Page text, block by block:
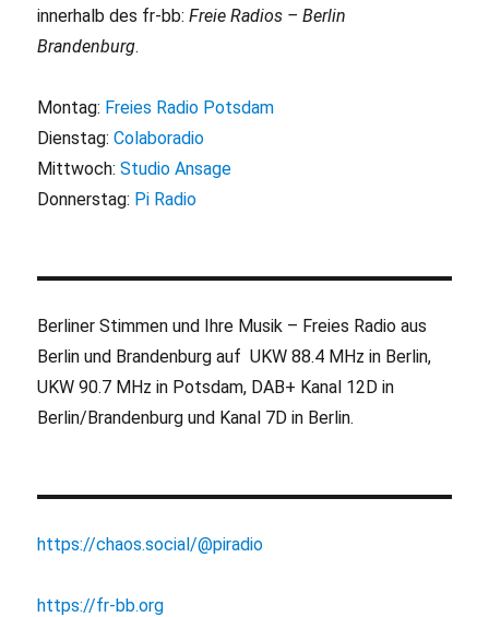
innerhalb des fr-bb:Freie Radios – Berlin
Brandenburg.
Montag: Freies Radio Potsdam
Dienstag:Colaboradio
Mittwoch:Studio Ansage
Donnerstag: Pi Radio
Berliner Stimmen und Ihre Musik – Freies Radio aus
Berlin und Brandenburg auf UKW 88.4 MHz in Berlin,
UKW 90.7 MHz in Potsdam, DAB+ Kanal 12D in
Berlin/Brandenburg und Kanal 7D in Berlin.
https://chaos.social/@piradio
https://fr-bb.org